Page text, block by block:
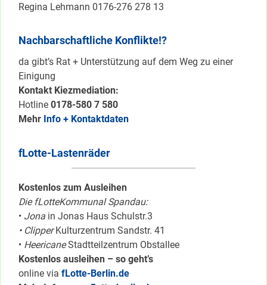
Regina Lehmann 0176-276 278 13
Nachbarschaftliche Konflikte!?
da gibt’s Rat + Unterstützung auf dem Weg zu einer
Einigung
Kontakt Kiezmediation:
Hotline 0178-580 7 580
Mehr Info + Kontaktdaten
fLotte-Lastenräder
Kostenlos zum Ausleihen
Die fLotteKommunal Spandau:
• Jona in Jonas Haus Schulstr.3
• ClipperKulturzentrum Sandstr. 41
• HeericaneStadtteilzentrum Obstallee
Kostenlos ausleihen – so geht’s
online via fLotte-Berlin.de